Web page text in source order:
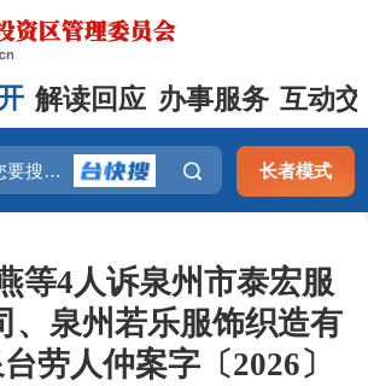
解读回应 办事服务 互动
长者模式
等4人诉泉州市泰宏服
、泉州若乐服饰织造有
劳人仲案字〔2026〕